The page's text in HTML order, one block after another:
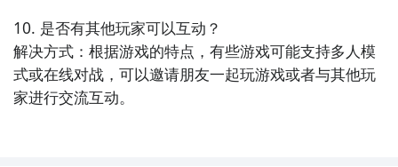
方法三： 查看九游开测表
步骤1：在九游开测表中玩家们可以看到当天所有进行开
测的手机游戏，以及最近十天即将进行测试的游戏，有
10. 是否有其他玩家可以互动？
解决方式：根据游戏的特点，有些游戏可能支持多人模
式或在线对战，可以邀请朋友一起玩游戏或者与其他玩
家进行交流互动。